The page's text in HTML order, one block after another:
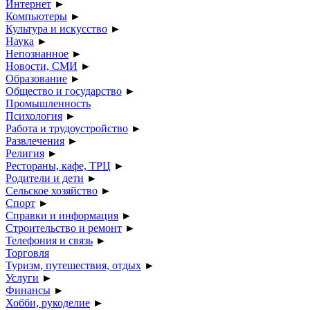
Интернет ►
Компьютеры ►
Культура и искусство ►
Наука ►
Непознанное ►
Новости, СМИ ►
Образование ►
Общество и государство ►
Промышленность
Психология ►
Работа и трудоустройство ►
Развлечения ►
Религия ►
Рестораны, кафе, ТРЦ ►
Родители и дети ►
Сельское хозяйство ►
Спорт ►
Справки и информация ►
Строительство и ремонт ►
Телефония и связь ►
Торговля
Туризм, путешествия, отдых ►
Услуги ►
Финансы ►
Хобби, рукоделие ►